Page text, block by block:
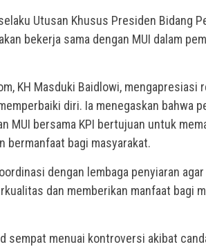
Utusan Khusus Presiden Bidang
bekerja sama dengan MUI dalam
KH Masduki Baidlowi, mengapresiasi
diri. Ia menegaskan bahwa
MUI bersama KPI bertujuan untuk
bermanfaat bagi masyarakat.
dengan lembaga penyiaran
dan memberikan manfaat bagi
sempat menuai kontroversi akibat